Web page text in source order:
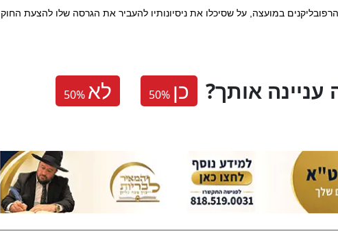
במועצה, על שסיכלו את ניסיונותיו להעביר את הגרסה שלו להצעת החוק
50% לא 50% כן אותך